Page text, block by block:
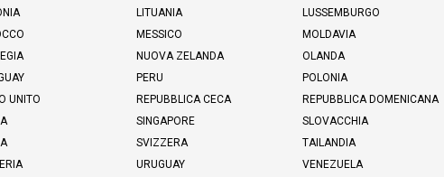
LITUANIA LUSSEMBURGO
MESSICO MOLDAVIA
NUOVA ZELANDA OLANDA
PERU POLONIA
UNITO REPUBBLICA CECA REPUBBLICA DOMENICANA
SINGAPORE SLOVACCHIA
SVIZZERA TAILANDIA
URUGUAY VENEZUELA